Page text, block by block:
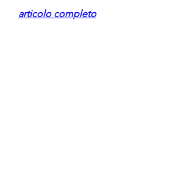
articolo completo